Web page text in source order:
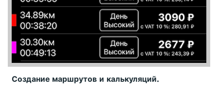
Создание маршрутов и калькуляций.